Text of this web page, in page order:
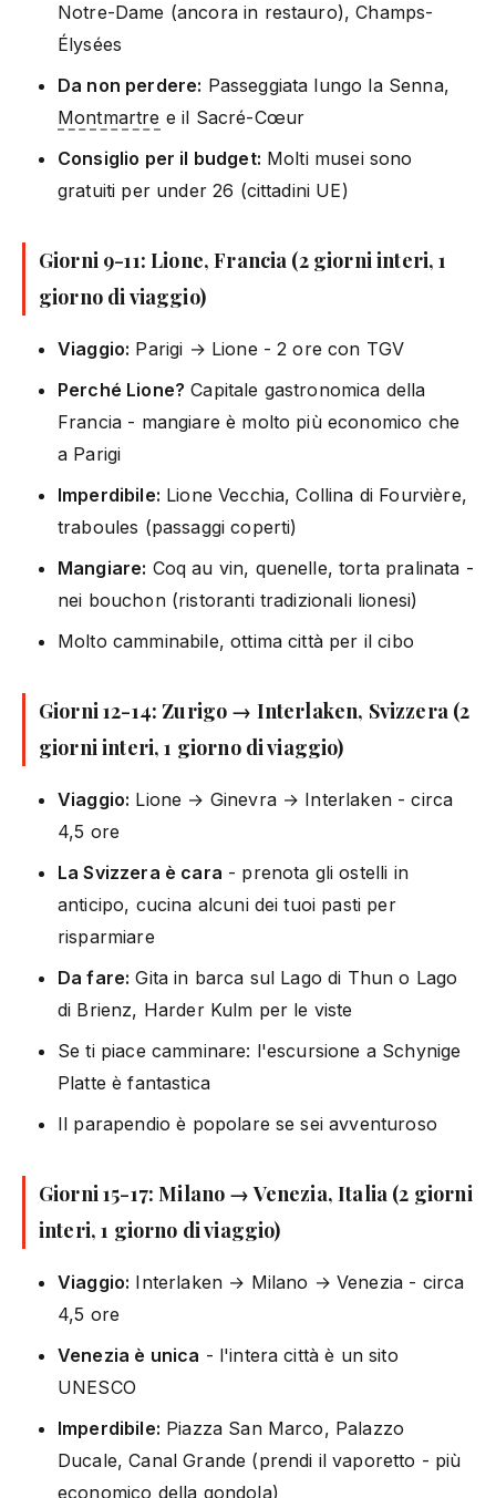
Notre-Dame (ancora in restauro), Champs-
Élysées
Da non perdere: Passeggiata lungo la Senna,
Montmartre e il Sacré-Cœur
Consiglio per il budget: Molti musei sono
gratuiti per under 26 (cittadini UE)
Giorni 9-11: Lione, Francia (2 giorni interi, 1
giorno di viaggio)
Viaggio: Parigi → Lione - 2 ore con TGV
Perché Lione? Capitale gastronomica della
Francia - mangiare è molto più economico che
a Parigi
Imperdibile: Lione Vecchia, Collina di Fourvière,
traboules (passaggi coperti)
Mangiare: Coq au vin, quenelle, torta pralinata -
nei bouchon (ristoranti tradizionali lionesi)
Molto camminabile, ottima città per il cibo
Giorni 12-14: Zurigo → Interlaken, Svizzera (2
giorni interi, 1 giorno di viaggio)
Viaggio: Lione → Ginevra → Interlaken - circa
4,5 ore
La Svizzera è cara - prenota gli ostelli in
anticipo, cucina alcuni dei tuoi pasti per
risparmiare
Da fare: Gita in barca sul Lago di Thun o Lago
di Brienz, Harder Kulm per le viste
Se ti piace camminare: l'escursione a Schynige
Platte è fantastica
Il parapendio è popolare se sei avventuroso
Giorni 15-17: Milano → Venezia, Italia (2 giorni
interi, 1 giorno di viaggio)
Viaggio: Interlaken → Milano → Venezia - circa
4,5 ore
Venezia è unica - l'intera città è un sito
UNESCO
Imperdibile: Piazza San Marco, Palazzo
Ducale, Canal Grande (prendi il vaporetto - più
economico della gondola)